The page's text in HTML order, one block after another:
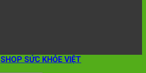
SHOP SỨC KHỎE VIỆT